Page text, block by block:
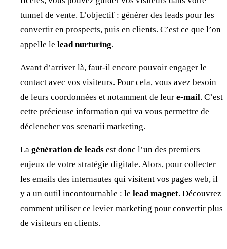
tunnel de vente. L’objectif : générer des leads pour les
convertir en prospects, puis en clients. C’est ce que l’on
appelle le lead nurturing.
Avant d’arriver là, faut-il encore pouvoir engager le
contact avec vos visiteurs. Pour cela, vous avez besoin
de leurs coordonnées et notamment de leur e-mail. C’est
cette précieuse information qui va vous permettre de
déclencher vos scenarii marketing.
La génération de leads est donc l’un des premiers
enjeux de votre stratégie digitale. Alors, pour collecter
les emails des internautes qui visitent vos pages web, il
y a un outil incontournable : le lead magnet. Découvrez
comment utiliser ce levier marketing pour convertir plus
de visiteurs en clients.